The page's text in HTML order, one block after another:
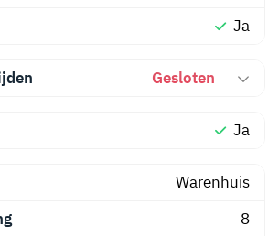
Ja
Gesloten
Ja
Warenhuis
8